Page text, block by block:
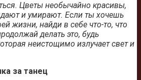
Цветы необычайно красивы,
и умирают. Если ты хочешь
жизни, найди в себе что-то, что
делать это, будь
неистощимо излучает свет и
за танец